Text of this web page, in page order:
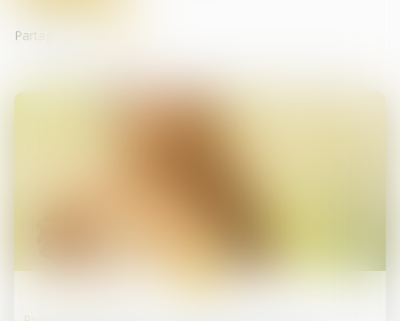
Partager sur